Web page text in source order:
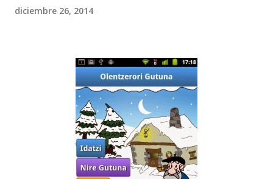
diciembre 26, 2014